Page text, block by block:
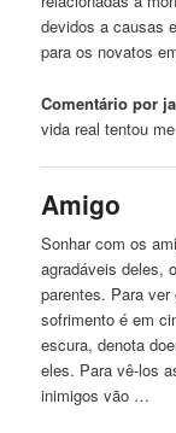
devidos a causas
para os novatos
Comentário por
vida real tentou
Amigo
Sonhar com os
agradáveis ​​deles,
parentes. Para
sofrimento é em
escura, denota
eles. Para vê-los
inimigos vão …